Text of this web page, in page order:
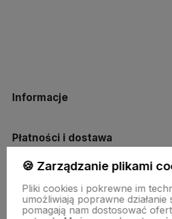
Informacje
Płatności i dostawa
🍪 Zarządzanie plikami
Pliki cookies i pokrewne im
umożliwiają poprawne działanie
pomagają nam dostosować